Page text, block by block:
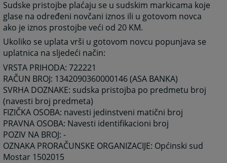
Sudske pristojbe plaćaju se u sudskim markicama koje
glase na određeni novčani iznos ili u gotovom novca
ako je iznos prostojbe veći od 20 KM.
Ukoliko se uplata vrši u gotovom novcu popunjava se
uplatnica na sljedeći način:
VRSTA PRIHODA: 722221
RAČUN BROJ: 1342090360000146 (ASA BANKA)
SVRHA DOZNAKE: sudska pristojba po predmetu broj
(navesti broj predmeta)
FIZIČKA OSOBA: navesti jedinstveni matični broj
PRAVNA OSOBA: Navesti identifikacioni broj
POZIV NA BROJ: -
OZNAKA PRORAČUNSKE ORGANIZACIJE: Općinski sud
Mostar 1502015